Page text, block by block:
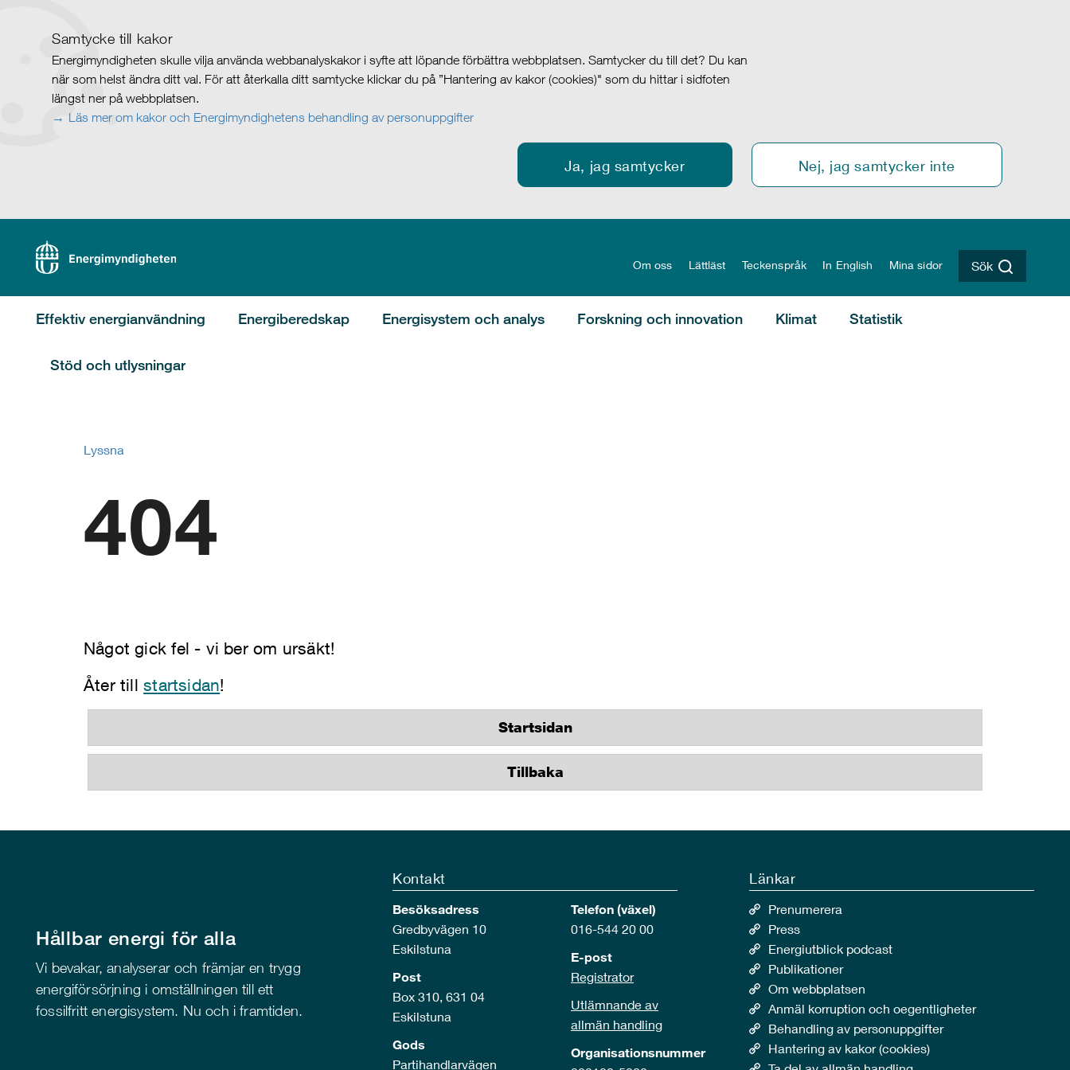
Samtycke till kakor
Energimyndigheten skulle vilja använda webbanalyskakor i syfte att löpande förbättra webbplatsen. Samtycker du till det? Du kan
när som helst ändra ditt val. För att återkalla ditt samtycke klickar du på ”Hantering av kakor (cookies)" som du hittar i sidfoten
längst ner på webbplatsen.
Läs mer om kakor och Energimyndighetens behandling av personuppgifter
Ja, jag samtycker Nej, jag samtycker inte
Om oss Lättläst Teckenspråk In English Mina sidor Sök
Effektiv energianvändning Energiberedskap Energisystem och analys Forskning och innovation Klimat Statistik
Stöd och utlysningar
Lyssna
404
Något gick fel - vi ber om ursäkt!
Åter tillstartsidan!
Startsidan
Tillbaka
Hållbar energi för alla
Vi bevakar, analyserar och främjar en trygg
energiförsörjning i omställningen till ett
fossilfritt energisystem. Nu och i framtiden.
Kontakt
Besöksadress
Gredbyvägen 10
Eskilstuna
Post
Box 310, 631 04
Eskilstuna
Gods
Partihandlarvägen
Telefon (växel)
016-544 20 00
E-post
Registrator
Utlämnande av
allmän handling
Organisationsnummer
Länkar
Prenumerera
Press
Energiutblick podcast
Publikationer
Om webbplatsen
Anmäl korruption och oegentligheter
Behandling av personuppgifter
Hantering av kakor (cookies)